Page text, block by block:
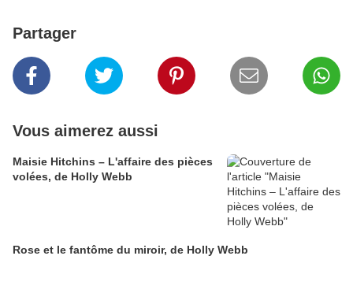
Partager
Vous aimerez aussi
Maisie Hitchins – L'affaire des pièces
volées, de Holly Webb
Rose et le fantôme du miroir, de Holly Webb